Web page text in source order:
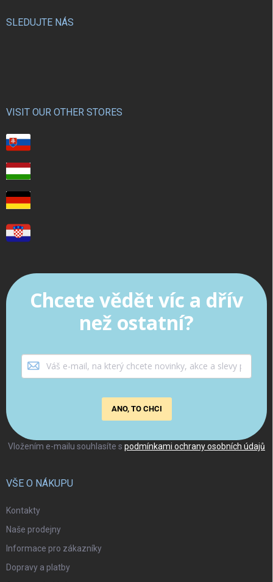
Vložením e-mailu souhlasíte s podmínkami ochrany osobních údajů
Chcete vědět víc a dřív
než ostatní?
ANO, TO CHCI
SLEDUJTE NÁS
VISIT OUR OTHER STORES
VŠE O NÁKUPU
Kontakty
Naše prodejny
Informace pro zákazníky
Dopravy a platby